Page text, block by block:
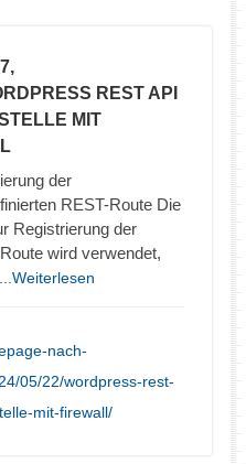
REST API
MIT
der
REST-Route Die
Registrierung der
wird verwendet,
...Weiterlesen
nach-
05/22/wordpress-rest-
mit-firewall/